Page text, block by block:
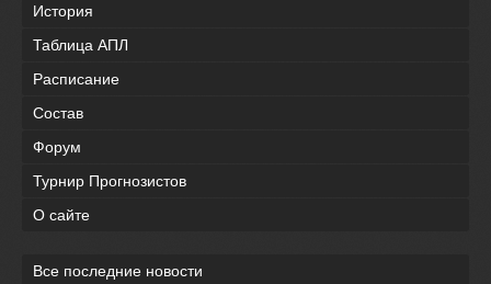
История
Таблица АПЛ
Расписание
Состав
Форум
Турнир Прогнозистов
О сайте
Все последние новости